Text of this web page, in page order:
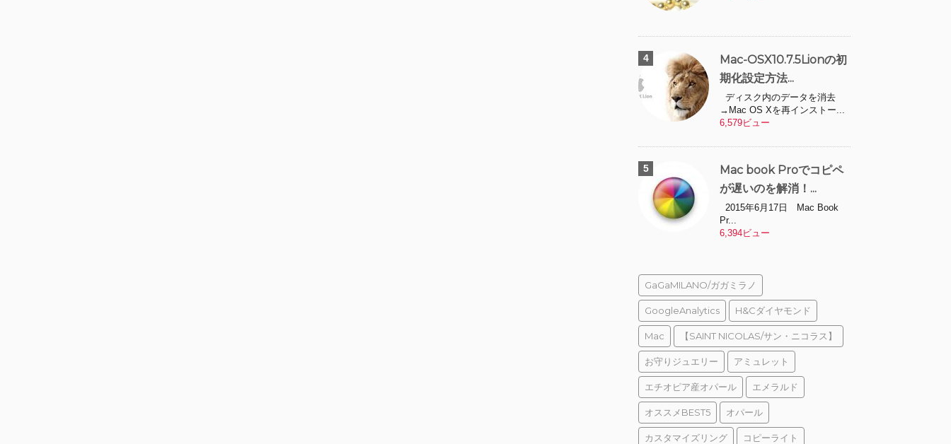
Mac-OSX10.7.5Lionの初
期化設定方法...
ディスク内のデータを消去
→Mac OS Xを再インストー...
6,579ビュー
Mac book Proでコピペ
が遅いのを解消！...
2015年6月17日 Mac Book
Pr...
6,394ビュー
GaGaMILANO/ガガミラノ
GoogleAnalytics H&Cダイヤモンド
Mac 【SAINT NICOLAS/サン・ニコラス】
お守りジュエリー アミュレット
エチオピア産オパール エメラルド
オススメBEST5 オパール
カスタマイズリング コピーライト